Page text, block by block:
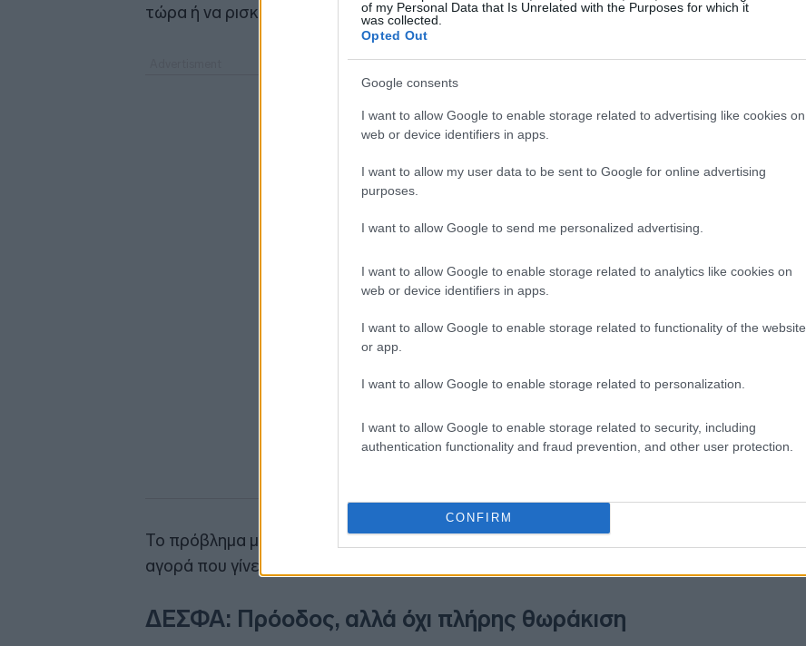
of my Personal Data that Is Unrelated with the Purposes for which it
was collected.
Opted Out
Google consents
I want to allow Google to enable storage related to advertising like cookies on
web or device identifiers in apps.
I want to allow my user data to be sent to Google for online advertising
purposes.
I want to allow Google to send me personalized advertising.
I want to allow Google to enable storage related to analytics like cookies on
web or device identifiers in apps.
I want to allow Google to enable storage related to functionality of the website
or app.
I want to allow Google to enable storage related to personalization.
I want to allow Google to enable storage related to security, including
authentication functionality and fraud prevention, and other user protection.
CONFIRM
τώρα ή να ρισκάρουν μεγαλύτερη πίεση αργότερα.
Το πρόβλημα μετατοπίζεται έτσι από το κόστος στη διαθεσιμότητα, σε μια
αγορά που γίνεται όλο και πιο ευαίσθητη σε γεωπολιτικά γεγονότα.
ΔΕΣΦΑ: Πρόοδος, αλλά όχι πλήρης θωράκιση